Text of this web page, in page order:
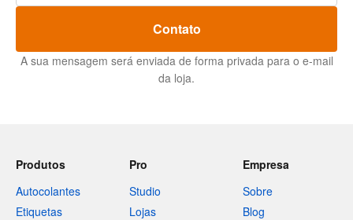
Contato
A sua mensagem será enviada de forma privada para o e-mail
da loja.
Produtos
Autocolantes
Etiquetas
Pro
Studio
Lojas
Empresa
Sobre
Blog